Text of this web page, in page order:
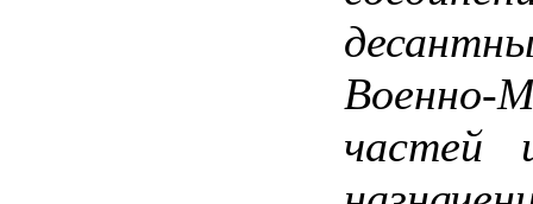
частей